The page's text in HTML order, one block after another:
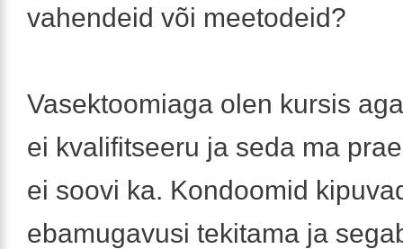
vahendeid või meetodeid?
Vasektoomiaga olen kursis
ei kvalifitseeru ja seda ma
ei soovi ka. Kondoomid
ebamugavusi tekitama ja